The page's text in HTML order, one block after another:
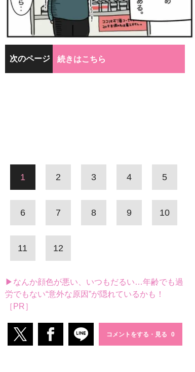
次のページ 続きはこちら
1 2 3 4 5
6 7 8 9 10
11 12
▶なんか顔色が悪い、いつもだるい…年齢でも過
労でもない“意外な原因”が隠れているかも！
［PR］
コメントをする・見る